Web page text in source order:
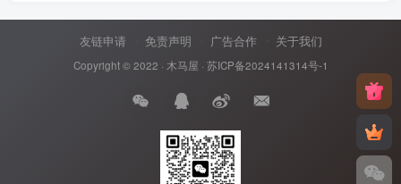
友链申请 免责声明 广告合作 关于我们
Copyright © 2022 · 木马屋 · 苏ICP备2024141314号-1